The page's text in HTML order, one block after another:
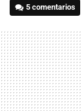
5 comentarios